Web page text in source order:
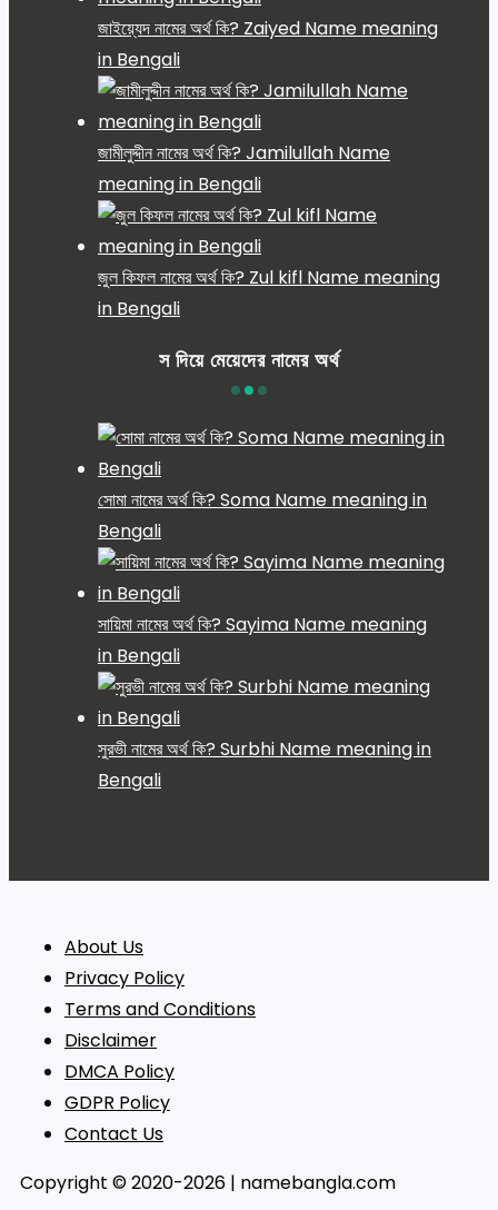
জাইয়্যেদ নামের অর্থ কি? Zaiyed Name meaning
in Bengali
জামীলুদ্দীন নামের অর্থ কি? Jamilullah Name
meaning in Bengali
জুল কিফল নামের অর্থ কি? Zul kifl Name meaning
in Bengali
স দিয়ে মেয়েদের নামের অর্থ
সোমা নামের অর্থ কি? Soma Name meaning in
Bengali
সায়িমা নামের অর্থ কি? Sayima Name meaning
in Bengali
সুরভী নামের অর্থ কি? Surbhi Name meaning in
Bengali
About Us
Privacy Policy
Terms and Conditions
Disclaimer
DMCA Policy
GDPR Policy
Contact Us
Copyright © 2020-2026 | namebangla.com